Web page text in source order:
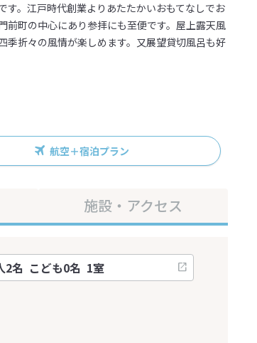
す。江戸時代創業よりあたたかいおもてなしでお
前町の中心にあり参拝にも至便です。屋上露天風
季折々の風情が楽しめます。又展望貸切風呂も好
航空＋宿泊プラン
施設・アクセス